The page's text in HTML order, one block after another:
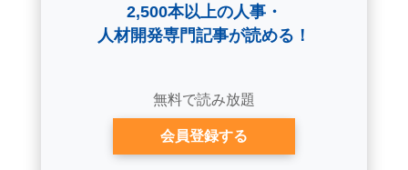
2,500本以上の人事・
人材開発専門記事が読める！
無料で読み放題
会員登録する